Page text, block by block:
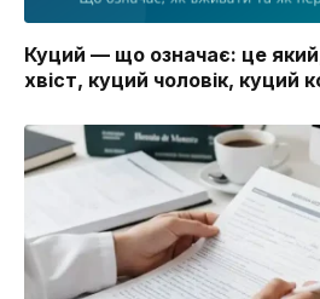
Куций — що означає: це
хвіст, куций чоловік, куций